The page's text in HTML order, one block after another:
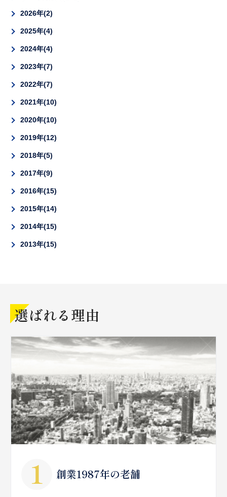
2026年 2
2025年 4
2024年 4
2023年 7
2022年 7
2021年 10
2020年 10
2019年 12
2018年 5
2017年 9
2016年 15
2015年 14
2014年 15
2013年 15
選ばれる理由
創業1987年の老舗